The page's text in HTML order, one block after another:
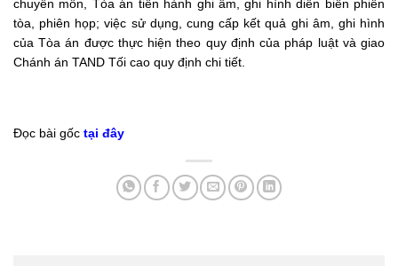
chuyên môn, Tòa án tiến hành ghi âm, ghi hình diễn biến phiên
tòa, phiên họp; việc sử dụng, cung cấp kết quả ghi âm, ghi hình
của Tòa án được thực hiện theo quy định của pháp luật và giao
Chánh án TAND Tối cao quy định chi tiết.
Đọc bài gốc tại đây